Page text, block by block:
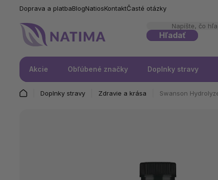
Doprava a platbaBlogNatiosKontaktČasté otázky
Hľadať
Akcie Obľúbené značky Doplnky stravy
Doplnky stravy Zdravie a krása Swanson